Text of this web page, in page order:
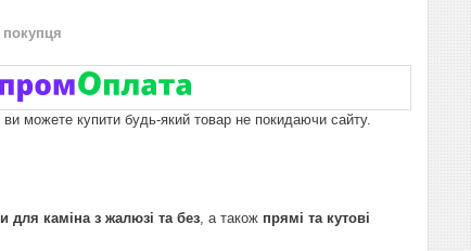
покупця
ви можете купити будь-який товар не покидаючи сайту.
для каміна з жалюзі та без , а також прямі та кутові